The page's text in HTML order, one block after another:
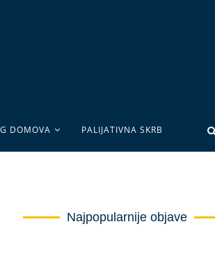
DOMOVA PALIJATIVNA SKRB
Najpopularnije objave